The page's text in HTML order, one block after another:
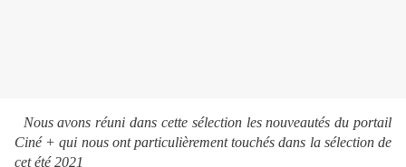
Nous avons réuni dans cette sélection les nouveautés du portail
Ciné + qui nous ont particulièrement touchés dans la sélection de
cet été 2021